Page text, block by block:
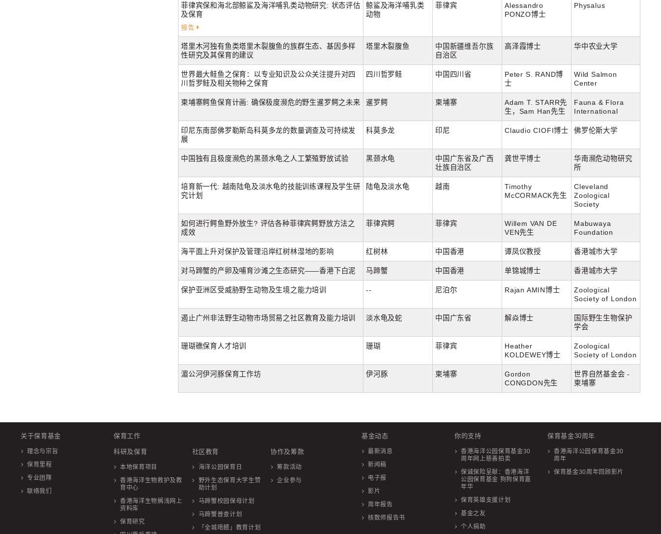
菲律宾保和海北部鲸鲨及海洋哺乳类动物研究: 状态评估
及保育
报告
鲸鲨及海洋哺乳类
动物
菲律宾
Alessandro
PONZO博士
Physalus
塔里木河独有鱼类塔里木裂腹鱼的族群生态、基因多样
性研究及其保育的建议
塔里木裂腹鱼
中国新疆维吾尔族
自治区
高泽霞博士 华中农业大学
世界最大鲑鱼之保育：以专业知识及公众关注提升对四
川哲罗鲑及相关物种之保育
四川哲罗鲑 中国四川省
Peter S. RAND博
士
Wild Salmon
Center
柬埔寨鳄鱼保育计画: 确保极度濒危的野生暹罗鳄之未来 暹罗鳄 柬埔寨
Adam T. STARR先
生，Sam Han先生
Fauna & Flora
International
印尼东南部佛罗勒斯岛科莫多龙的数量调查及可持续发
展
科莫多龙 印尼 Claudio CIOFI博士 佛罗伦斯大学
中国独有且极度濒危的黑颈水龟之人工繁殖野放试验 黑颈水龟
中国广东省及广西
壮族自治区
龚世平博士
华南濒危动物研究
所
培育新一代: 越南陆龟及淡水龟的技能训练课程及学生研
究计划
陆龟及淡水龟 越南
Timothy
McCORMACK先生
Cleveland
Zoological
Society
如何进行鳄鱼野外放生? 评估各种菲律宾鳄野放方法之
成效
菲律宾鳄 菲律宾
Willem VAN DE
VEN先生
Mabuwaya
Foundation
海平面上升对保护及管理沿岸红树林湿地的影响 红树林 中国香港 谭凤仪教授 香港城市大学
对马蹄蟹的产卵及哺育沙滩之生态研究——香港下白泥 马蹄蟹 中国香港 单锦城博士 香港城市大学
保护亚洲区受威胁野生动物及生境之能力培训 -- 尼泊尔 Rajan AMIN博士
Zoological
Society of London
遏止广州非法野生动物市场贸易之社区教育及能力培训 淡水龟及蛇 中国广东省 解焱博士
国际野生生物保护
学会
珊瑚礁保育人才培训 珊瑚 菲律宾
Heather
KOLDEWEY博士
Zoological
Society of London
湄公河伊河豚保育工作坊 伊河豚 柬埔寨
Gordon
CONGDON先生
世界自然基金会 -
柬埔寨
关于保育基金
理念与宗旨
保育里程
专业团隊
联络我们
保育工作
科研及保育
本地保育项目
香港海洋生物救护及教
育中心
香港海洋生物搁浅网上
资料库
保育研究
社区教育
海洋公园保育日
野外生态保育大学生赞
助计划
马蹄蟹校园保母计划
马蹄蟹普查计划
「全城唔餵」教育计划
协作及筹款
筹款活动
企业参与
基金动态
最新消息
新闻稿
电子报
影片
周年报告
核数师报告书
你的支持
香港海洋公园保育基金30
周年网上慈善拍卖
保诚保险呈献：香港海洋
公园保育基金 狗狗保育嘉
年华
保育英雄支援计划
基金之友
个人捐助
保育基金30周年
香港海洋公园保育基金30
周年
保育基金30周年回顾影片